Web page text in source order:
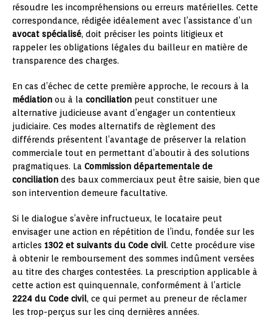
résoudre les incompréhensions ou erreurs matérielles. Cette
correspondance, rédigée idéalement avec l’assistance d’un
avocat spécialisé, doit préciser les points litigieux et
rappeler les obligations légales du bailleur en matière de
transparence des charges.
En cas d’échec de cette première approche, le recours à la
médiation ou à la conciliation peut constituer une
alternative judicieuse avant d’engager un contentieux
judiciaire. Ces modes alternatifs de règlement des
différends présentent l’avantage de préserver la relation
commerciale tout en permettant d’aboutir à des solutions
pragmatiques. La Commission départementale de
conciliation des baux commerciaux peut être saisie, bien que
son intervention demeure facultative.
Si le dialogue s’avère infructueux, le locataire peut
envisager une action en répétition de l’indu, fondée sur les
articles 1302 et suivants du Code civil. Cette procédure vise
à obtenir le remboursement des sommes indûment versées
au titre des charges contestées. La prescription applicable à
cette action est quinquennale, conformément à l’article
2224 du Code civil, ce qui permet au preneur de réclamer
les trop-perçus sur les cinq dernières années.